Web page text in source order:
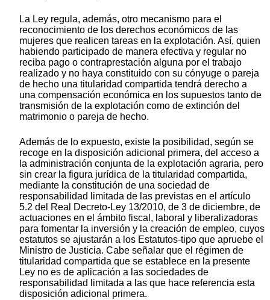
La Ley regula, además, otro mecanismo para el
reconocimiento de los derechos económicos de las
mujeres que realicen tareas en la explotación. Así, quien
habiendo participado de manera efectiva y regular no
reciba pago o contraprestación alguna por el trabajo
realizado y no haya constituido con su cónyuge o pareja
de hecho una titularidad compartida tendrá derecho a
una compensación económica en los supuestos tanto de
transmisión de la explotación como de extinción del
matrimonio o pareja de hecho.
Además de lo expuesto, existe la posibilidad, según se
recoge en la disposición adicional primera, del acceso a
la administración conjunta de la explotación agraria, pero
sin crear la figura jurídica de la titularidad compartida,
mediante la constitución de una sociedad de
responsabilidad limitada de las previstas en el artículo
5.2 del Real Decreto-Ley 13/2010, de 3 de diciembre, de
actuaciones en el ámbito fiscal, laboral y liberalizadoras
para fomentar la inversión y la creación de empleo, cuyos
estatutos se ajustarán a los Estatutos-tipo que apruebe el
Ministro de Justicia. Cabe señalar que el régimen de
titularidad compartida que se establece en la presente
Ley no es de aplicación a las sociedades de
responsabilidad limitada a las que hace referencia esta
disposición adicional primera.